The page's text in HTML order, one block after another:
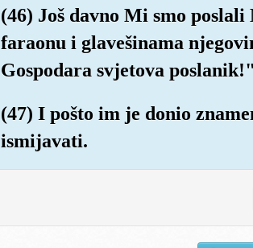
(46) Još davno Mi smo
faraonu i glavešinama
Gospodara svjetova
(47) I pošto im je donio
ismijavati.